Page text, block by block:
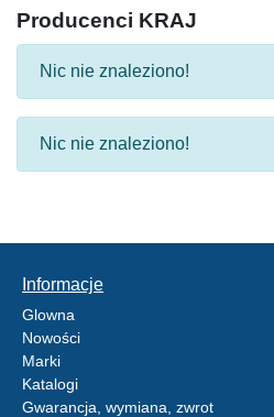
Producenci KRAJ
Nic nie znaleziono!
Nic nie znaleziono!
Informacje
Glowna
Nowości
Marki
Katalogi
Gwarancja, wymiana, zwrot